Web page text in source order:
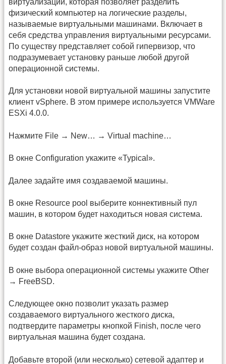
виртуализации, которая позволяет разделить
физический компьютер на логические разделы,
называемые виртуальными машинами. Включает в
себя средства управления виртуальными ресурсами.
По существу представляет собой гипервизор, что
подразумевает установку раньше любой другой
операционной системы.
Для установки новой виртуальной машины запустите
клиент vSphere. В этом примере используется VMWare
ESXi 4.0.0.
Нажмите File → New… → Virtual machine…
В окне Configuration укажите «Typical».
Далее задайте имя создаваемой машины.
В окне Resource pool выберите коннективный пул
машин, в котором будет находиться новая система.
В окне Datastore укажите жесткий диск, на котором
будет создан файл-образ новой виртуальной машины.
В окне выбора операционной системы укажите Other
→ FreeBSD.
Следующее окно позволит указать размер
создаваемого виртуального жесткого диска,
подтвердите параметры кнопкой Finish, после чего
виртуальная машина будет создана.
Добавьте второй (или несколько) сетевой адаптер и